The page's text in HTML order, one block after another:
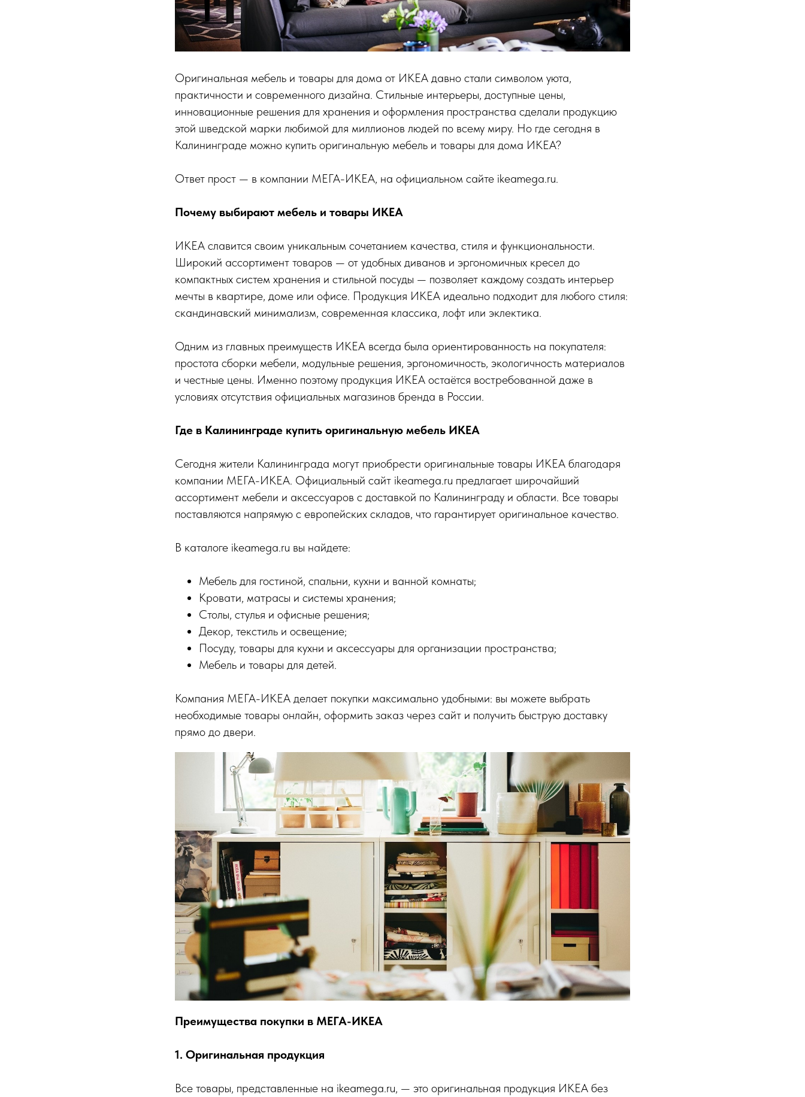
Оригинальная мебель и товары для дома от ИКЕА давно стали символом уюта,
практичности и современного дизайна. Стильные интерьеры, доступные цены,
инновационные решения для хранения и оформления пространства сделали продукцию
этой шведской марки любимой для миллионов людей по всему миру. Но где сегодня в
Калининграде можно купить оригинальную мебель и товары для дома ИКЕА?
Ответ прост — в компании МЕГА-ИКЕА, на официальном сайте ikeamega.ru.
Почему выбирают мебель и товары ИКЕА
ИКЕА славится своим уникальным сочетанием качества, стиля и функциональности.
Широкий ассортимент товаров — от удобных диванов и эргономичных кресел до
компактных систем хранения и стильной посуды — позволяет каждому создать интерьер
мечты в квартире, доме или офисе. Продукция ИКЕА идеально подходит для любого стиля:
скандинавский минимализм, современная классика, лофт или эклектика.
Одним из главных преимуществ ИКЕА всегда была ориентированность на покупателя:
простота сборки мебели, модульные решения, эргономичность, экологичность материалов
и честные цены. Именно поэтому продукция ИКЕА остаётся востребованной даже в
условиях отсутствия официальных магазинов бренда в России.
Где в Калининграде купить оригинальную мебель ИКЕА
Сегодня жители Калининграда могут приобрести оригинальные товары ИКЕА благодаря
компании МЕГА-ИКЕА. Официальный сайт ikeamega.ru предлагает широчайший
ассортимент мебели и аксессуаров с доставкой по Калининграду и области. Все товары
поставляются напрямую с европейских складов, что гарантирует оригинальное качество.
В каталоге ikeamega.ru вы найдете:
Мебель для гостиной, спальни, кухни и ванной комнаты;
Кровати, матрасы и системы хранения;
Столы, стулья и офисные решения;
Декор, текстиль и освещение;
Посуду, товары для кухни и аксессуары для организации пространства;
Мебель и товары для детей.
Компания МЕГА-ИКЕА делает покупки максимально удобными: вы можете выбрать
необходимые товары онлайн, оформить заказ через сайт и получить быструю доставку
прямо до двери.
Преимущества покупки в МЕГА-ИКЕА
1. Оригинальная продукция
Все товары, представленные на ikeamega.ru, — это оригинальная продукция ИКЕА без